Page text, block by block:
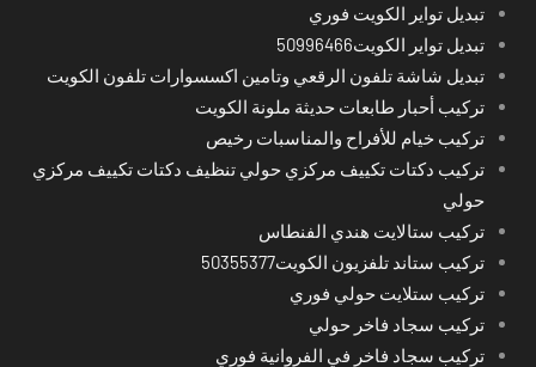
تبديل تواير الكويت فوري
تبديل تواير الكويت50996466
تبديل شاشة تلفون الرقعي وتامين اكسسوارات تلفون الكويت
تركيب أحبار طابعات حديثة ملونة الكويت
تركيب خيام للأفراح والمناسبات رخيص
تركيب دكتات تكييف مركزي حولي تنظيف دكتات تكييف مركزي
حولي
تركيب ستالايت هندي الفنطاس
تركيب ستاند تلفزيون الكويت50355377
تركيب ستلايت حولي فوري
تركيب سجاد فاخر حولي
تركيب سجاد فاخر في الفروانية فوري